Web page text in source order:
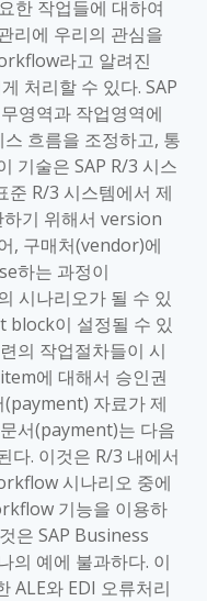
한 작업들에 대하여
리에 우리의 관심을
라고 알려진
처리할 수 있다. SAP
영역과 작업영역에
흐름을 조정하고, 통
기술은 SAP R/3 시스
준 R/3 시스템에서 제
기 위해서 version
, 구매처(vendor)에
하는 과정이
시나리오가 될 수 있
block이 설정될 수 있
의 작업절차들이 시
에 대해서 승인권
자료가 제
서(payment)는 다음
다. 이것은 R/3 내에서
시나리오 중에
기능을 이용하
은 SAP Business
의 예에 불과하다. 이
ALE와 EDI 오류처리